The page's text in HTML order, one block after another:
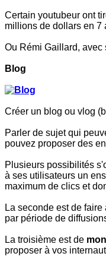
Certain youtubeur ont
millions de dollars en 7
Ou Rémi Gaillard,
Blog
Créer un blog ou vlog
Parler de sujet qui
pouvez proposer des
Plusieurs possibilités
à ses utilisateurs un
maximum de clics et
La seconde est de faire
par période de
La troisième est de
proposer à vos